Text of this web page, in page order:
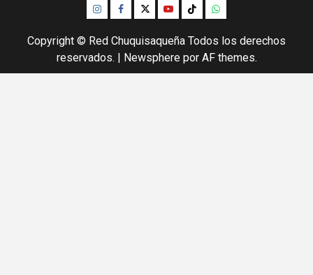
InstagramFacebook
TwitterYoutubeTikTokWhatsapp
Copyright © Red Chuquisaqueña Todos los derechos
reservados.
Newspherepor AF themes.